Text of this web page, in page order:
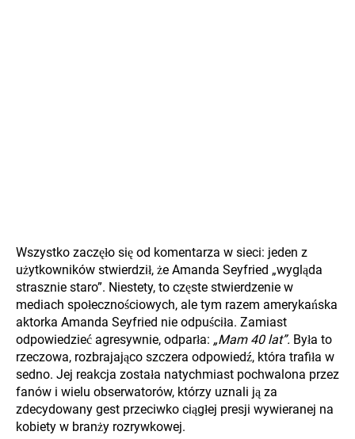
Wszystko zaczęło się od komentarza w sieci: jeden z
użytkowników stwierdził, że Amanda Seyfried „wygląda
strasznie staro”. Niestety, to częste stwierdzenie w
mediach społecznościowych, ale tym razem amerykańska
aktorka Amanda Seyfried nie odpuściła. Zamiast
odpowiedzieć agresywnie, odparła: „Mam 40 lat”. Była to
rzeczowa, rozbrajająco szczera odpowiedź, która trafiła w
sedno. Jej reakcja została natychmiast pochwalona przez
fanów i wielu obserwatorów, którzy uznali ją za
zdecydowany gest przeciwko ciągłej presji wywieranej na
kobiety w branży rozrywkowej.